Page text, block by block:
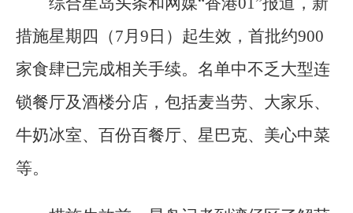
措施星期四（7月9日）起生效，首批约900
家食肆已完成相关手续。名单中不乏大型连
锁餐厅及酒楼分店，包括麦当劳、大家乐、
牛奶冰室、百份百餐厅、星巴克、美心中菜
等。